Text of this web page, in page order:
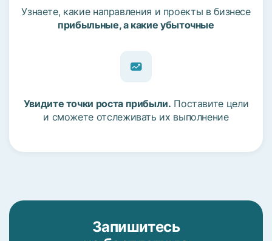
Узнаете, какие направления и проекты в бизнесе
прибыльные, а какие убыточные
Увидите точки роста прибыли. Поставите цели
и сможете отслеживать их выполнение
Запишитесь